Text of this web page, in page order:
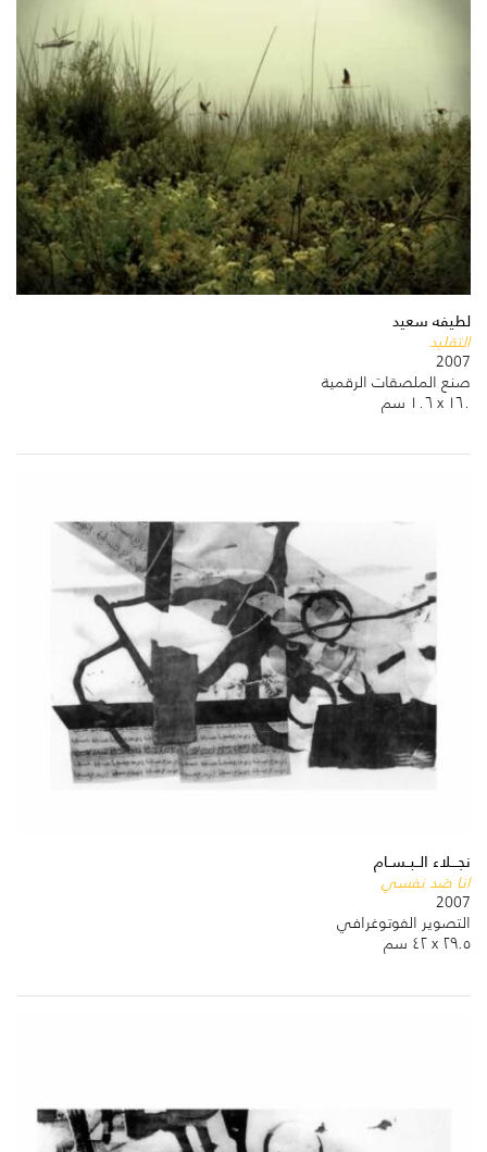
لطيفه سعيد
التقليد
2007
صنع الملصقات الرقمية
١٦٠ x ١٠٦ سم
نجـــلاء الــبــســام
انا ضد نفسي
2007
التصوير الفوتوغرافي
٢٩.٥ x ٤٢ سم